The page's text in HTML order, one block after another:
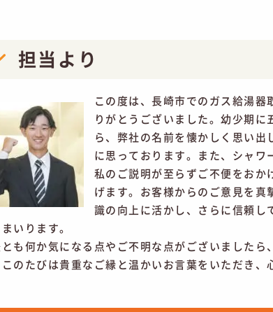
担当より
この度は、長崎市でのガス給湯
りがとうございました。幼少期
ら、弊社の名前を懐かしく思い
に思っております。 また、シャワ
私のご説明が至らずご不便をおか
げます。お客様からのご意見を真
識の向上に活かし、さらに信頼し
いります。
も何か気になる点やご不明な点がございましたら
のたびは貴重なご縁と温かいお言葉をいただき、